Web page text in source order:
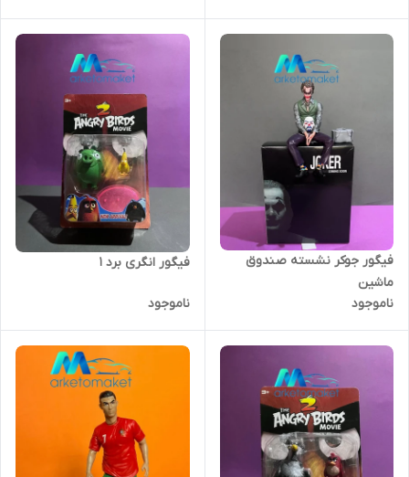
فیگور جوکر نشسته صندوق
ماشین
ناموجود
فیگور انگری برد ۱
ناموجود